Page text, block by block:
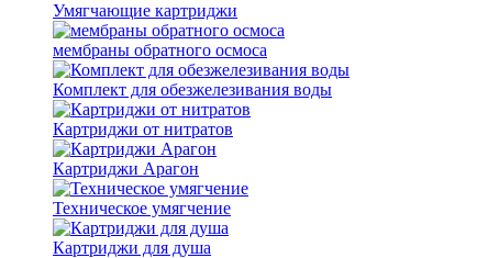
Умягчающие картриджи
мембраны обратного осмоса
Комплект для обезжелезивания воды
Картриджи от нитратов
Картриджи Арагон
Техническое умягчение
Картриджи для душа